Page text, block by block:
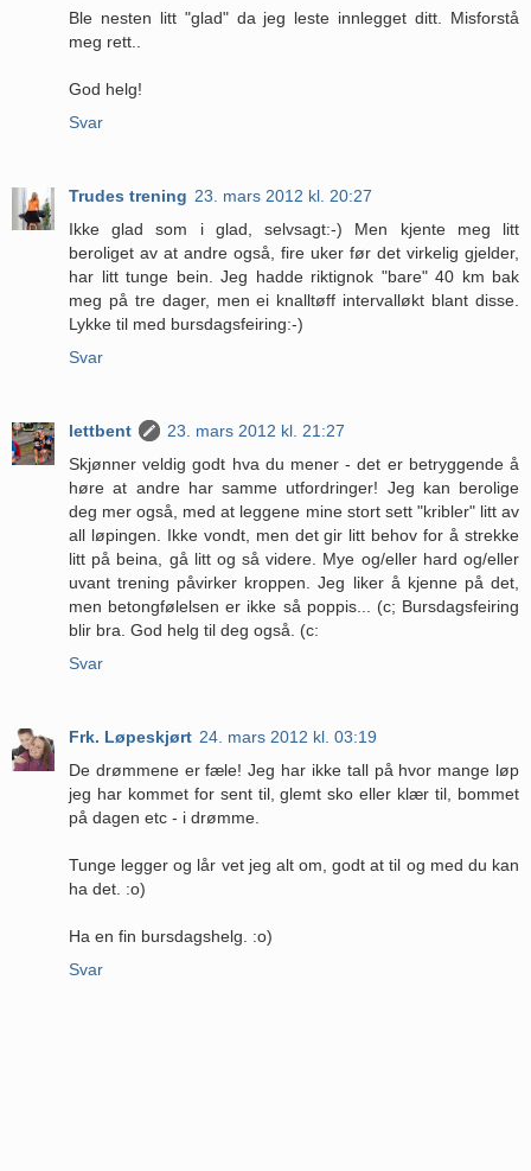
Ble nesten litt "glad" da jeg leste innlegget ditt. Misforstå
meg rett..
God helg!
Svar
Trudes trening 23. mars 2012 kl. 20:27
Ikke glad som i glad, selvsagt:-) Men kjente meg litt
beroliget av at andre også, fire uker før det virkelig gjelder,
har litt tunge bein. Jeg hadde riktignok "bare" 40 km bak
meg på tre dager, men ei knalltøff intervalløkt blant disse.
Lykke til med bursdagsfeiring:-)
Svar
lettbent
23. mars 2012 kl. 21:27
Skjønner veldig godt hva du mener - det er betryggende å
høre at andre har samme utfordringer! Jeg kan berolige
deg mer også, med at leggene mine stort sett "kribler" litt av
all løpingen. Ikke vondt, men det gir litt behov for å strekke
litt på beina, gå litt og så videre. Mye og/eller hard og/eller
uvant trening påvirker kroppen. Jeg liker å kjenne på det,
men betongfølelsen er ikke så poppis... (c; Bursdagsfeiring
blir bra. God helg til deg også. (c:
Svar
Frk. Løpeskjørt 24. mars 2012 kl. 03:19
De drømmene er fæle! Jeg har ikke tall på hvor mange løp
jeg har kommet for sent til, glemt sko eller klær til, bommet
på dagen etc - i drømme.
Tunge legger og lår vet jeg alt om, godt at til og med du kan
ha det. :o)
Ha en fin bursdagshelg. :o)
Svar